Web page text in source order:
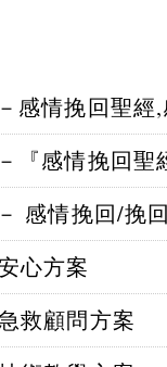
感情挽回聖
『感情挽回
感情挽回/挽
心方案
救顧問方案